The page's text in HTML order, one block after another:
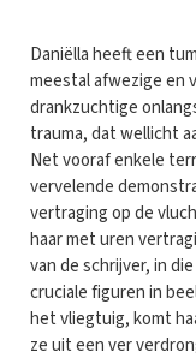
Daniëlla heeft een
meestal afwezige en
drankzuchtige
trauma, dat wellicht
Net vooraf enkele
vervelende
vertraging op de
haar met uren
van de schrijver, in
cruciale figuren in
het vliegtuig, komt
ze uit een ver